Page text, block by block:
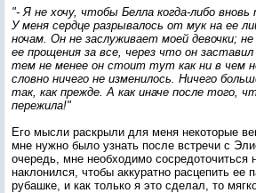
"- Я не хочу, чтобы Белла когда-либо вновь
У меня сердце разрывалось от мук на ее
ночам. Он не заслуживает моей девочки;
ее прощения за все, через что он
тем не менее он стоит тут как ни в чем
словно ничего не изменилось. Ничего
так, как прежде. А как иначе после того,
пережила!"
Его мысли раскрыли для меня некоторые
мне нужно было узнать после встречи с
очередь, мне необходимо сосредоточиться
наклонился, чтобы аккуратно расцепить ее
рубашке, и как только я это сделал, то